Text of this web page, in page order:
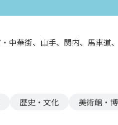
中華街、山手、関内、馬車道
歴史・文化
美術館・